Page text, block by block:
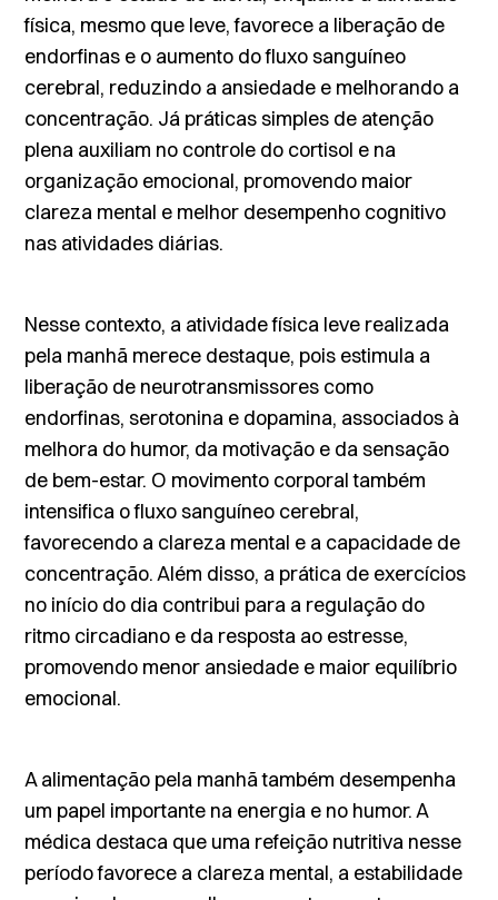
física, mesmo que leve, favorece a liberação de
endorfinas e o aumento do fluxo sanguíneo
cerebral, reduzindo a ansiedade e melhorando a
concentração. Já práticas simples de atenção
plena auxiliam no controle do cortisol e na
organização emocional, promovendo maior
clareza mental e melhor desempenho cognitivo
nas atividades diárias.
Nesse contexto, a atividade física leve realizada
pela manhã merece destaque, pois estimula a
liberação de neurotransmissores como
endorfinas, serotonina e dopamina, associados à
melhora do humor, da motivação e da sensação
de bem-estar. O movimento corporal também
intensifica o fluxo sanguíneo cerebral,
favorecendo a clareza mental e a capacidade de
concentração. Além disso, a prática de exercícios
no início do dia contribui para a regulação do
ritmo circadiano e da resposta ao estresse,
promovendo menor ansiedade e maior equilíbrio
emocional.
A alimentação pela manhã também desempenha
um papel importante na energia e no humor. A
médica destaca que uma refeição nutritiva nesse
período favorece a clareza mental, a estabilidade